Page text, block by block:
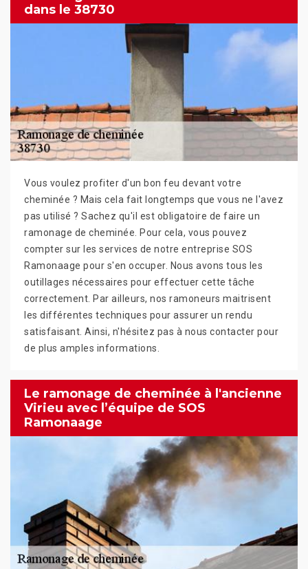
dans le 38730
Vous voulez profiter d'un bon feu devant votre
cheminée ? Mais cela fait longtemps que vous ne l'avez
pas utilisé ? Sachez qu'il est obligatoire de faire un
ramonage de cheminée. Pour cela, vous pouvez
compter sur les services de notre entreprise SOS
Ramonaage pour s'en occuper. Nous avons tous les
outillages nécessaires pour effectuer cette tâche
correctement. Par ailleurs, nos ramoneurs maitrisent
les différentes techniques pour assurer un rendu
satisfaisant. Ainsi, n'hésitez pas à nous contacter pour
de plus amples informations.
Le ramonage de cheminée à l'ancienne
Virieu avec l’équipe de SOS
Ramonaage